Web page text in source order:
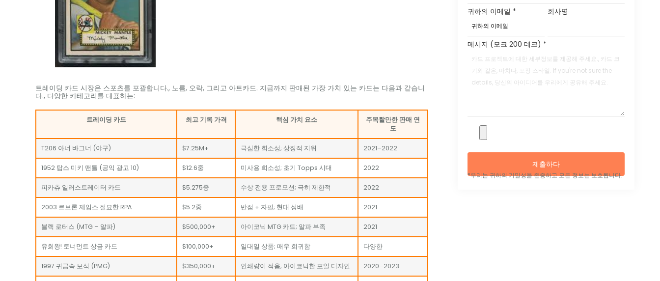
트레이딩 카드 시장은 스포츠를 포괄합니다., 노름, 오락, 그리고 아트카드. 지금까지 판매된 가장 가치 있는 카드는 다음과 같습니
다., 다양한 카테고리를 대표하는:
트레이딩 카드 최고 기록 가격 핵심 가치 요소
주목할만한 판매 연
도
T206 아너 바그너 (야구) $7.25M+ 극심한 희소성; 상징적 지위 2021–2022
1952 탑스 미키 맨틀 (공익 광고 10) $12.6중 미사용 희소성; 초기 Topps 시대 2022
피카츄 일러스트레이터 카드 $5.275중 수상 전용 프로모션; 극히 제한적 2022
2003 르브론 제임스 절묘한 RPA $5.2중 반점 + 자필; 현대 성배 2021
블랙 로터스 (MTG – 알파) $500,000+ 아이코닉 MTG 카드; 알파 부족 2021
유희왕! 토너먼트 상금 카드 $100,000+ 일대일 상품; 매우 희귀함 다양한
1997 귀금속 보석 (PMG) $350,000+ 인쇄량이 적음; 아이코닉한 포일 디자인 2020–2023
귀하의 이메일 * 회사명
메시지 (모크 200 데크) *
제출하다
*우리는 귀하의 기밀성을 존중하고 모든 정보는 보호됩니다.